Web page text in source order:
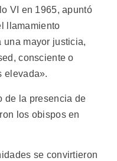
VI en 1965, apuntó
llamamiento
una mayor justicia,
consciente o
elevada».
de la presencia de
los obispos en
se convirtieron